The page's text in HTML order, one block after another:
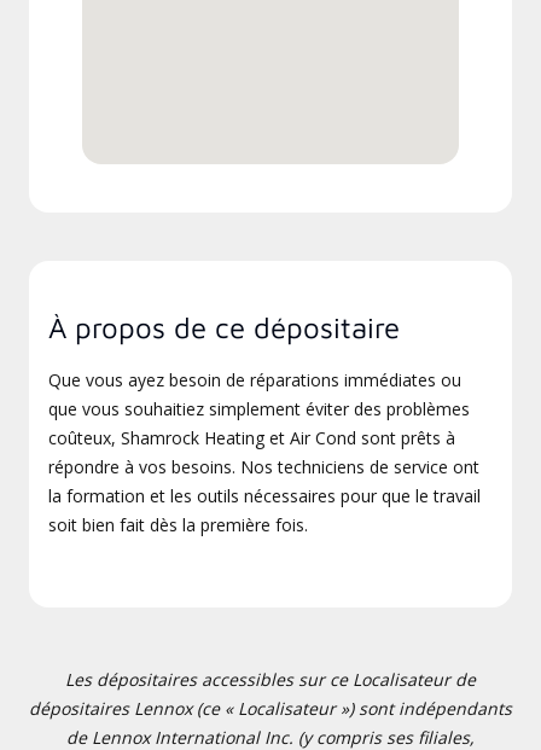
À propos de ce dépositaire
Que vous ayez besoin de réparations immédiates ou
que vous souhaitiez simplement éviter des problèmes
coûteux, Shamrock Heating et Air Cond sont prêts à
répondre à vos besoins. Nos techniciens de service ont
la formation et les outils nécessaires pour que le travail
soit bien fait dès la première fois.
Les dépositaires accessibles sur ce Localisateur de
dépositaires Lennox (ce « Localisateur ») sont indépendants
de Lennox International Inc. (y compris ses filiales,